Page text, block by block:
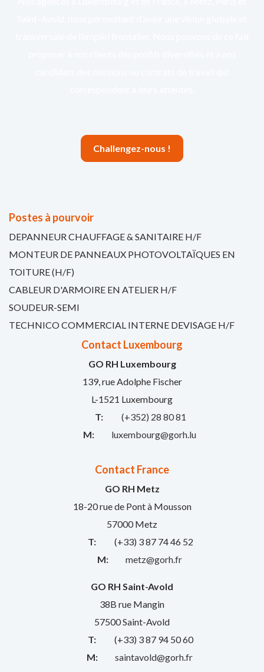
Challengez-nous !
Postes à pourvoir
DEPANNEUR CHAUFFAGE & SANITAIRE H/F
MONTEUR DE PANNEAUX PHOTOVOLTAÏQUES EN
TOITURE (H/F)
CABLEUR D'ARMOIRE EN ATELIER H/F
SOUDEUR-SEMI
TECHNICO COMMERCIAL INTERNE DEVISAGE H/F
Contact Luxembourg
GO RH Luxembourg
139, rue Adolphe Fischer
L-1521 Luxembourg
T:
(+352) 28 80 81
M:
luxembourg@gorh.lu
Contact France
GO RH Metz
18-20 rue de Pont à Mousson
57000 Metz
T:
(+33) 3 87 74 46 52
M:
metz@gorh.fr
GO RH Saint-Avold
38B rue Mangin
57500 Saint-Avold
T:
(+33) 3 87 94 50 60
M:
saintavold@gorh.fr